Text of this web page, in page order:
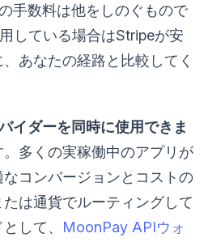
手数料は他をしのぐもので
している場合はStripeが安
あなたの経路と比較してく
イダーを同時に使用できま
多くの実稼働中のアプリが
コンバージョンとコストの
は通貨でルーティングして
して、 MoonPay APIウォ